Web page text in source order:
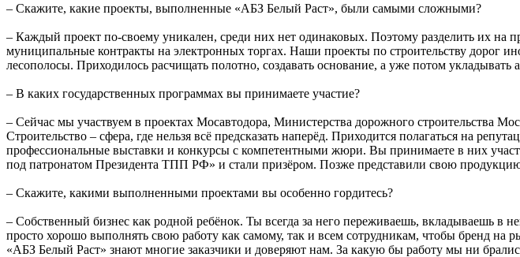
– Скажите, какие проекты, выполненные «АБЗ Белый Раст», были самыми сложными?
– Каждый проект по-своему уникален, среди них нет одинаковых. Поэтому разделить их на
муниципальные контракты на электронных торгах. Наши проекты по строительству дорог
лесополосы. Приходилось расчищать полотно, создавать основание, а уже потом
– В каких государственных программах вы принимаете участие?
– Сейчас мы участвуем в проектах Мосавтодора, Министерства дорожного строительства
Строительство – сфера, где нельзя всё предсказать наперёд. Приходится полагаться на
профессиональные выставки и конкурсы с компетентными жюри. Вы принимаете в них
под патронатом Президента ТПП РФ» и стали призёром. Позже представили свою
– Скажите, какими выполненными проектами вы особенно гордитесь?
– Собственный бизнес как родной ребёнок. Ты всегда за него переживаешь, вкладываешь в
просто хорошо выполнять свою работу как самому, так и всем сотрудникам, чтобы бренд на
«АБЗ Белый Раст» знают многие заказчики и доверяют нам. За какую бы работу мы ни